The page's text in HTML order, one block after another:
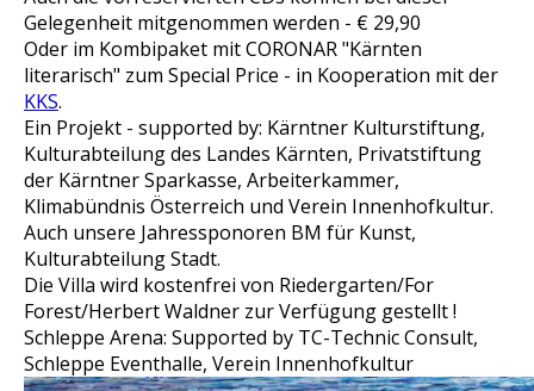
Gelegenheit mitgenommen werden - € 29,90
Oder im Kombipaket mit CORONAR "Kärnten
literarisch" zum Special Price - in Kooperation mit der
KKS.
Ein Projekt - supported by: Kärntner Kulturstiftung,
Kulturabteilung des Landes Kärnten, Privatstiftung
der Kärntner Sparkasse, Arbeiterkammer,
Klimabündnis Österreich und Verein Innenhofkultur.
Auch unsere Jahressponoren BM für Kunst,
Kulturabteilung Stadt.
Die Villa wird kostenfrei von Riedergarten/For
Forest/Herbert Waldner zur Verfügung gestellt !
Schleppe Arena: Supported by TC-Technic Consult,
Schleppe Eventhalle, Verein Innenhofkultur